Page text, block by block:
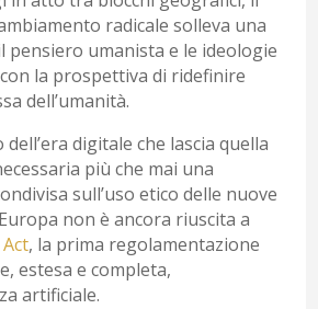
radicale solleva una
pensiero umanista e le ideologie
la prospettiva di ridefinire
dell’umanità.
dell’era digitale che lascia quella
più che mai una
sull’uso etico delle nuove
non è ancora riuscita a
, la prima regolamentazione
estesa e completa,
artificiale.